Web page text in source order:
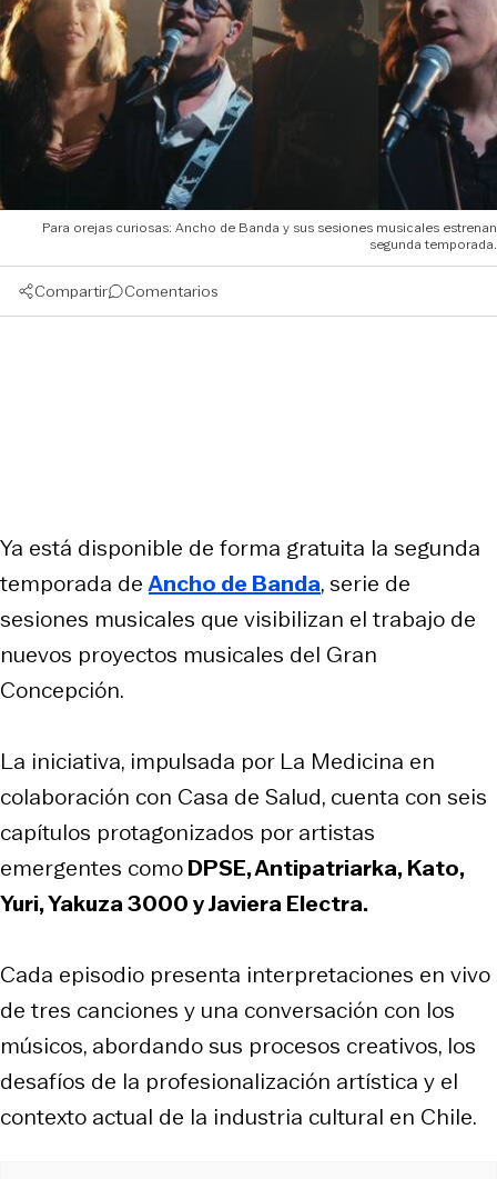
Para orejas curiosas: Ancho de Banda y sus sesiones musicales estrenan
segunda temporada.
Compartir Comentarios
Ya está disponible de forma gratuita la segunda
temporada deAncho de Banda, serie de
sesiones musicales que visibilizan el trabajo de
nuevos proyectos musicales del Gran
Concepción.
La iniciativa, impulsada por La Medicina en
colaboración con Casa de Salud, cuenta con seis
capítulos protagonizados por artistas
emergentes comoDPSE, Antipatriarka, Kato,
Yuri, Yakuza 3000 y Javiera Electra.
Cada episodio presenta interpretaciones en vivo
de tres canciones y una conversación con los
músicos, abordando sus procesos creativos, los
desafíos de la profesionalización artística y el
contexto actual de la industria cultural en Chile.